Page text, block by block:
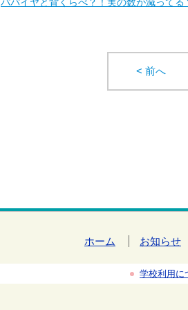
< 前へ
ホーム お知らせ
学校利用に